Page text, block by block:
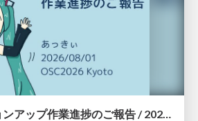
OSPN.JPバージョンアップ作業進捗のご報告 / 20260801-osc26kyoto